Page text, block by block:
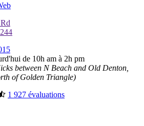
de 10h am à 2h pm
between N Beach and Old Denton,
of Golden Triangle)
1 927 évaluations